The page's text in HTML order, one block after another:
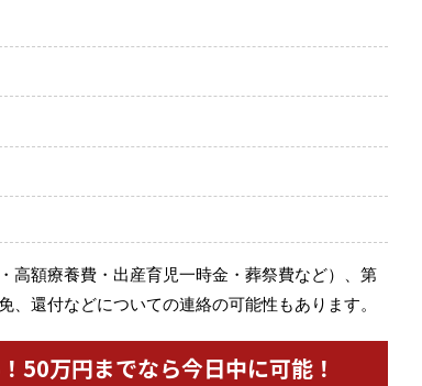
高額療養費・出産育児一時金・葬祭費など）、第
還付などについての連絡の可能性もあります。
50万円までなら今日中に可能！